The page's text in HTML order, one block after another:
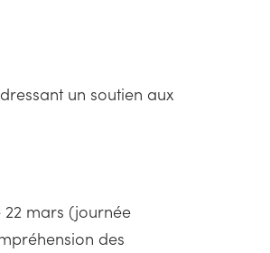
un soutien aux
mars (journée
des